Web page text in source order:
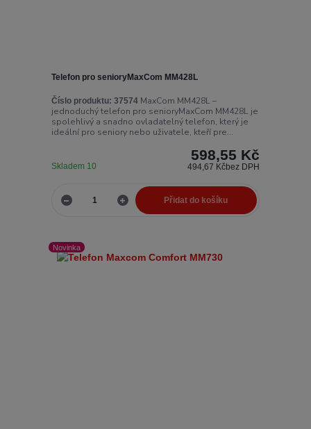
Telefon pro senioryMaxCom MM428L
Číslo produktu: 37574MaxCom MM428L –
jednoduchý telefon pro senioryMaxCom MM428L je
spolehlivý a snadno ovladatelný telefon, který je
ideální pro seniory nebo uživatele, kteří pre...
598,55 Kč
494,67 Kčbez DPH
Skladem 10
Přidat do košíku
Novinka